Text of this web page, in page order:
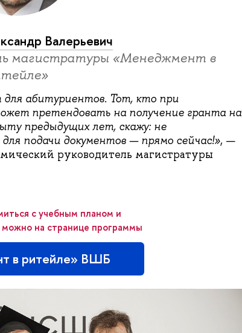
Валерьевич
магистратуры «Менеджмент в
абитуриентов. Тот, кто при
претендовать на получение гранта на
предыдущих лет, скажу: не
подачи документов — прямо сейчас!», —
руководитель магистратуры
с учебным планом и
на странице программы
в ритейле» ВШБ